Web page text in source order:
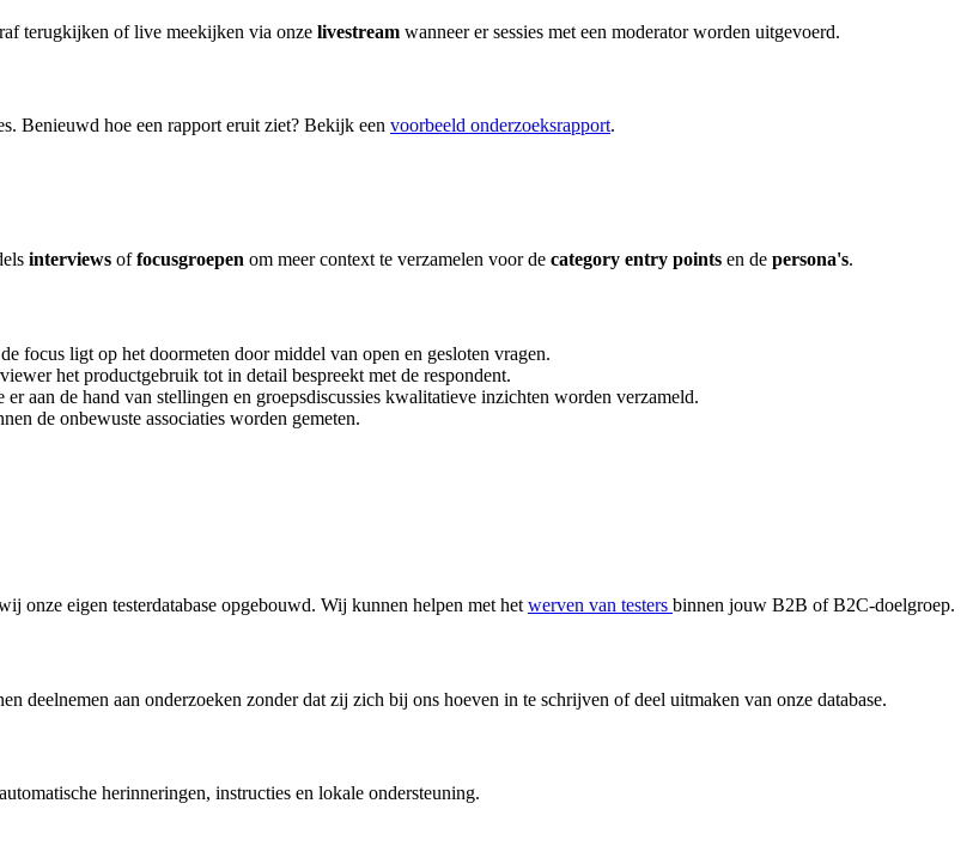
terugkijken of live meekijken via onze livestream wanneer er sessies met een moderator worden uitgevoerd.
Benieuwd hoe een rapport eruit ziet? Bekijk een voorbeeld onderzoeksrapport.
interviews offocusgroepen om meer context te verzamelen voor de category entry points en de persona's.
focus ligt op het doormeten door middel van open en gesloten vragen.
het productgebruik tot in detail bespreekt met de respondent.
aan de hand van stellingen en groepsdiscussies kwalitatieve inzichten worden verzameld.
de onbewuste associaties worden gemeten.
onze eigen testerdatabase opgebouwd. Wij kunnen helpen met hetwerven van testers binnen jouw B2B of B2C-doelgroep.
deelnemen aan onderzoeken zonder dat zij zich bij ons hoeven in te schrijven of deel uitmaken van onze database.
herinneringen, instructies en lokale ondersteuning.